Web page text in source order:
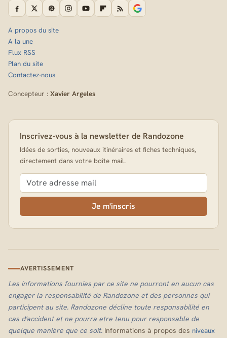
A propos du site
A la une
Flux RSS
Plan du site
Contactez-nous
Concepteur : Xavier Argeles
Inscrivez-vous à la newsletter de Randozone
Idées de sorties, nouveaux itinéraires et fiches techniques,
directement dans votre boîte mail.
Je m'inscris
AVERTISSEMENT
Les informations fournies par ce site ne pourront en aucun cas
engager la responsabilité de Randozone et des personnes qui
participent au site. Randozone décline toute responsabilité en
cas d'accident et ne pourra etre tenu pour responsable de
quelque manière que ce soit. Informations à propos des niveaux